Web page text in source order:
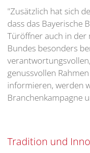
"Zusätzlich hat sich
dass das Bayerische
Türöffner auch in der
Bundes besonders
genussvollen
informieren, werden
Branchenkampagne
Tradition und